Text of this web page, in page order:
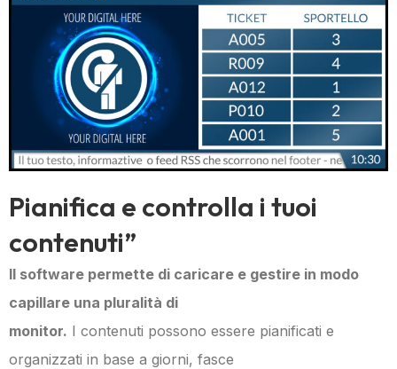
Pianifica e controlla i tuoi
contenuti”
Il software permette di caricare e gestire in modo
capillare una pluralità di
monitor. I contenuti possono essere pianificati e
organizzati in base a giorni, fasce